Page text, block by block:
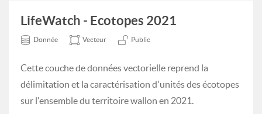
LifeWatch - Ecotopes 2021
Donnée Vecteur Public
Cette couche de données vectorielle reprend la
délimitation et la caractérisation d'unités des écotopes
sur l'ensemble du territoire wallon en 2021.